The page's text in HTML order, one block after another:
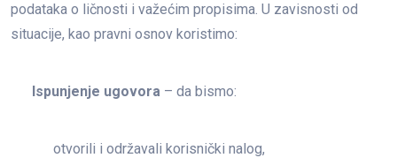
podataka o ličnosti i važećim propisima. U zavisnosti od
situacije, kao pravni osnov koristimo:
Ispunjenje ugovora – da bismo:
otvorili i održavali korisnički nalog,